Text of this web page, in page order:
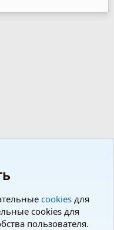
cookies для
cookies для
пользователя.